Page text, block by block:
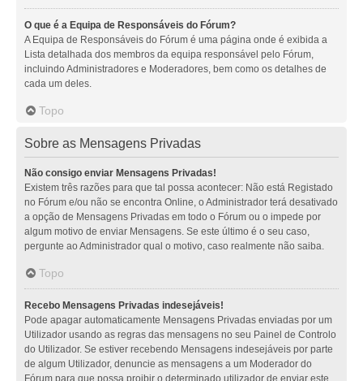
O que é a Equipa de Responsáveis do Fórum?
A Equipa de Responsáveis do Fórum é uma página onde é exibida a
Lista detalhada dos membros da equipa responsável pelo Fórum,
incluindo Administradores e Moderadores, bem como os detalhes de
cada um deles.
Topo
Sobre as Mensagens Privadas
Não consigo enviar Mensagens Privadas!
Existem três razões para que tal possa acontecer: Não está Registado
no Fórum e/ou não se encontra Online, o Administrador terá desativado
a opção de Mensagens Privadas em todo o Fórum ou o impede por
algum motivo de enviar Mensagens. Se este último é o seu caso,
pergunte ao Administrador qual o motivo, caso realmente não saiba.
Topo
Recebo Mensagens Privadas indesejáveis!
Pode apagar automaticamente Mensagens Privadas enviadas por um
Utilizador usando as regras das mensagens no seu Painel de Controlo
do Utilizador. Se estiver recebendo Mensagens indesejáveis por parte
de algum Utilizador, denuncie as mensagens a um Moderador do
Fórum para que possa proibir o determinado utilizador de enviar este